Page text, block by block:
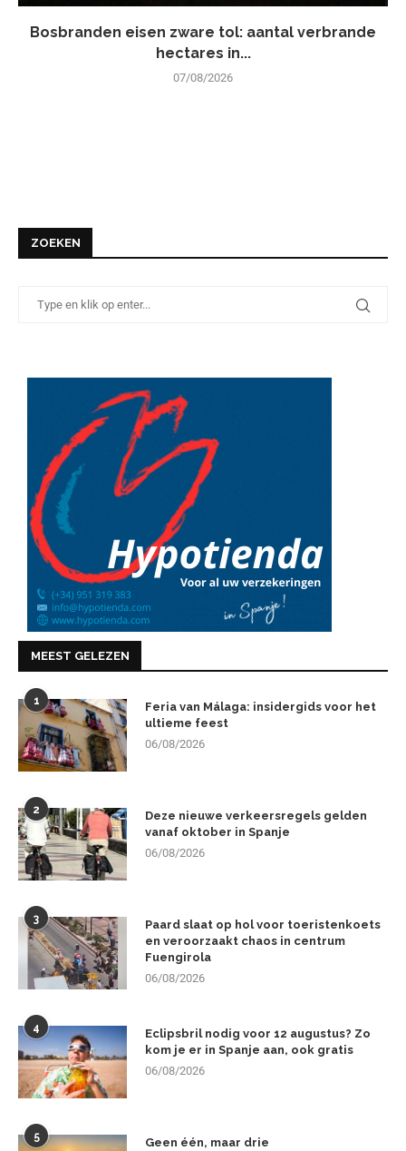
Bosbranden eisen zware tol: aantal verbrande
hectares in...
07/08/2026
ZOEKEN
MEEST GELEZEN
1
Feria van Málaga: insidergids voor het
ultieme feest
06/08/2026
2
Deze nieuwe verkeersregels gelden
vanaf oktober in Spanje
06/08/2026
3
Paard slaat op hol voor toeristenkoets
en veroorzaakt chaos in centrum
Fuengirola
06/08/2026
4
Eclipsbril nodig voor 12 augustus? Zo
kom je er in Spanje aan, ook gratis
06/08/2026
5
Geen één, maar drie